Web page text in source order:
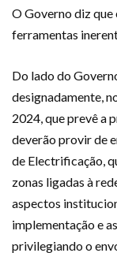
O Governo diz que
ferramentas
Do lado do
designadamente,
2024, que prevê a
deverão provir de
de Electrificação,
zonas ligadas à
aspectos
implementação e
privilegiando o